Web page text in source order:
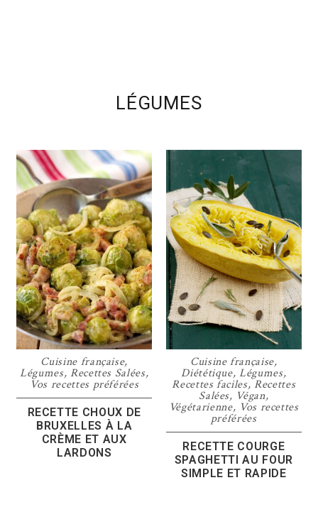
LÉGUMES
Cuisine française,
Légumes, Recettes Salées,
Vos recettes préférées
RECETTE CHOUX DE
BRUXELLES À LA
CRÈME ET AUX
LARDONS
Cuisine française,
Diététique,Légumes,
Recettes faciles,Recettes
Salées, Végan,
Végétarienne, Vos recettes
préférées
RECETTE COURGE
SPAGHETTI AU FOUR
SIMPLE ET RAPIDE